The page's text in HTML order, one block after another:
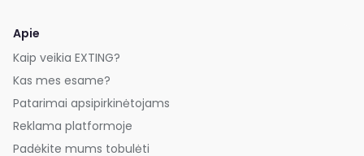
Apie
Kaip veikia EXTING?
Kas mes esame?
Patarimai apsipirkinėtojams
Reklama platformoje
Padėkite mums tobulėti